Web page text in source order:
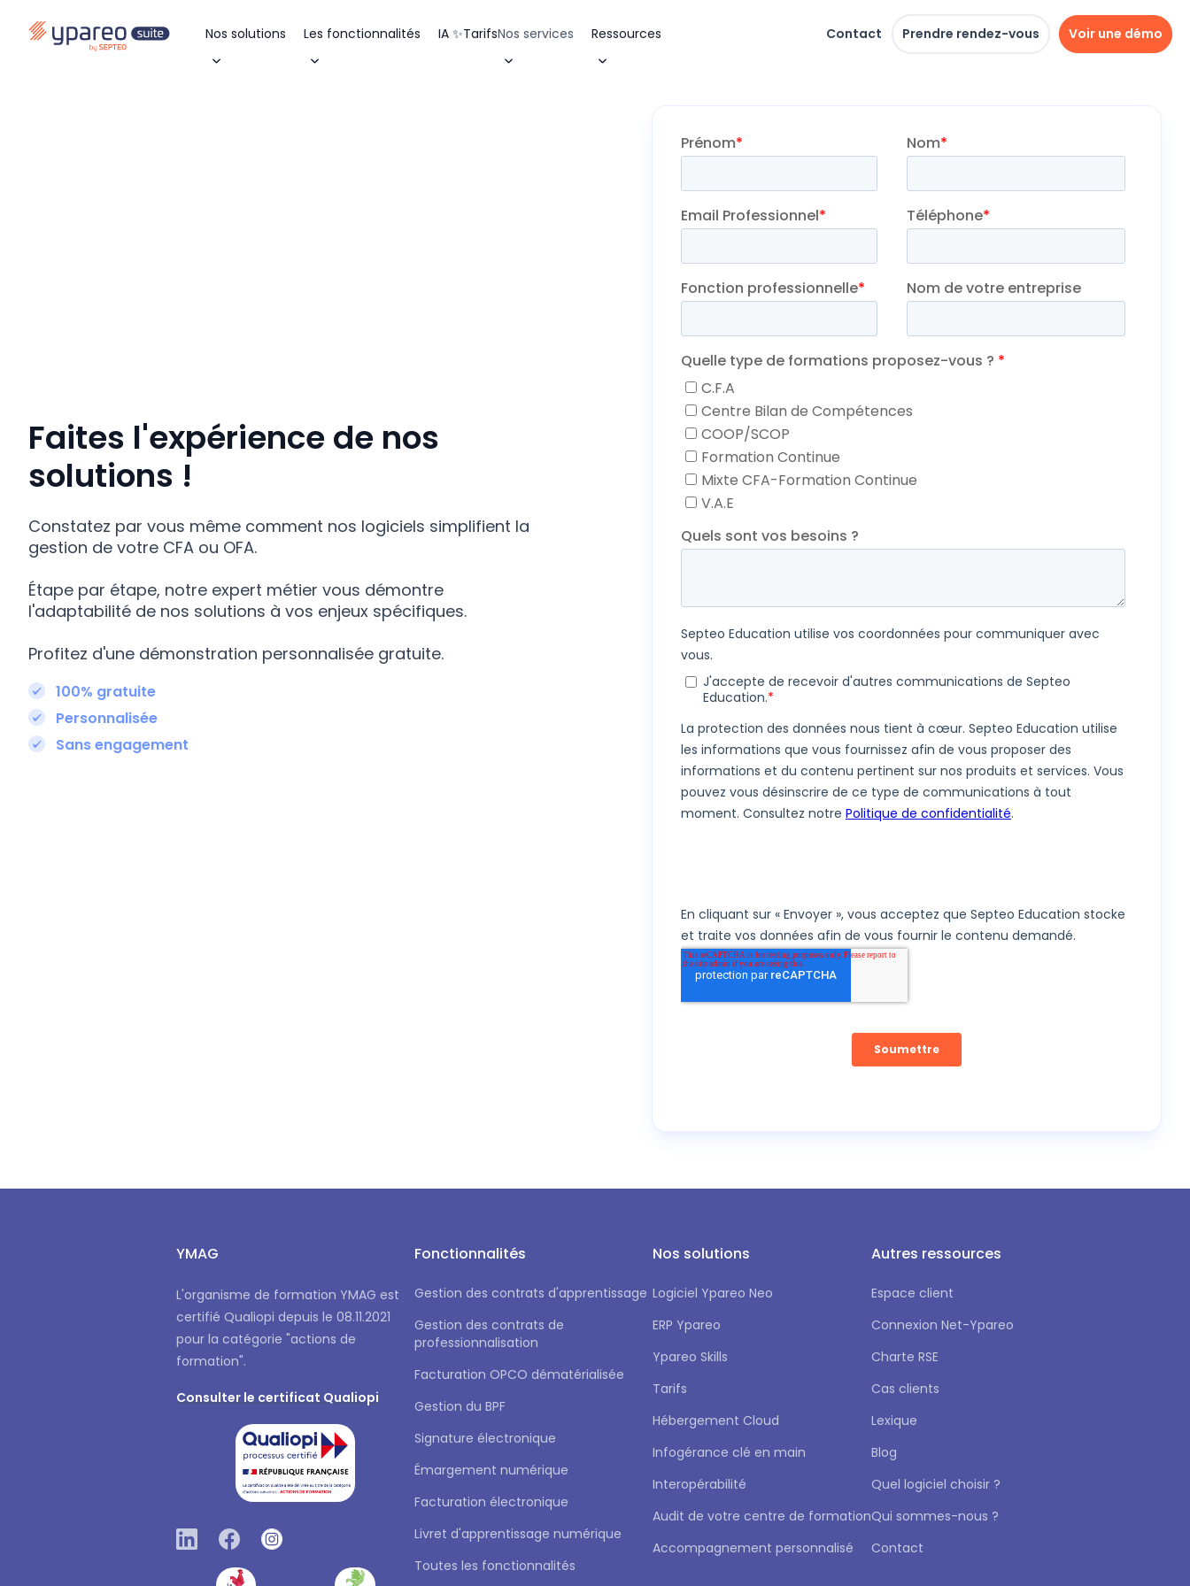
Nos solutions Les fonctionnalités IA ✨TarifsNos services Ressources Contact Prendre rendez-vous Voir une démo
Faites l'expérience de nos
solutions !
Constatez par vous même comment nos logiciels simplifient la
gestion de votre CFA ou OFA.
Étape par étape, notre expert métier vous démontre
l'adaptabilité de nos solutions à vos enjeux spécifiques.
Profitez d'une démonstration personnalisée gratuite.
100% gratuite
Personnalisée
Sans engagement
YMAG
L'organisme de formation YMAG est
certifié Qualiopi depuis le 08.11.2021
pour la catégorie "actions de
formation".
Consulter le certificat Qualiopi
Fonctionnalités
Gestion des contrats d'apprentissage
Gestion des contrats de
professionnalisation
Facturation OPCO dématérialisée
Gestion du BPF
Signature électronique
Émargement numérique
Facturation électronique
Livret d'apprentissage numérique
Toutes les fonctionnalités
Nos solutions
Logiciel Ypareo Neo
ERP Ypareo
Ypareo Skills
Tarifs
Hébergement Cloud
Infogérance clé en main
Interopérabilité
Audit de votre centre de formation
Accompagnement personnalisé
Autres ressources
Espace client
Connexion Net-Ypareo
Charte RSE
Cas clients
Lexique
Blog
Quel logiciel choisir ?
Qui sommes-nous ?
Contact